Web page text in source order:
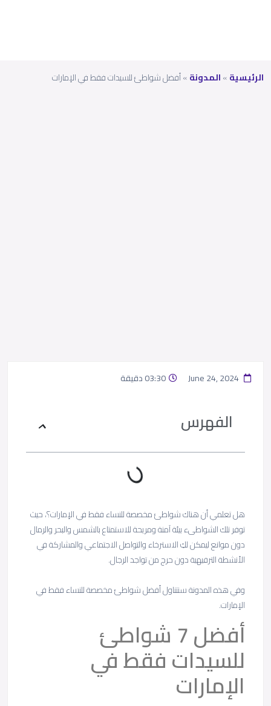
الرئيسية»المدونة»أفضل شواطئ للسيدات فقط في الإمارات
03:30 دقيقة
الفهرس
هل تعلمي أن هناك شواطئ مخصصة للنساء فقط في الإمارات؟، حيث
توفر تلك الشواطىء بيئة آمنة ومريحة للاستمتاع بالشمس والبحر والرمال
دون موانع ليمكن لكِ الاسترخاء والتواصل الاجتماعي والمشاركة في
الأنشطة الترفيهية دون حرج من تواجد الرجال.
وفي هذه المدونة سنتناول أفضل شواطئ مخصصة للنساء فقط في
الإمارات.
أفضل 7 شواطئ
للسيدات فقط في
الإمارات